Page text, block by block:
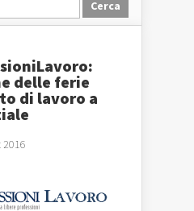
delle ferie
di lavoro a
2016